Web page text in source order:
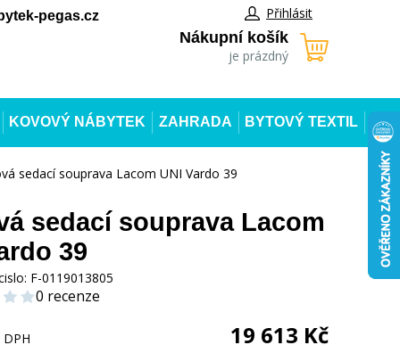
pegas.cz Přihlásit
Nákupní košík
je prázdný
KOVOVÝ NÁBYTEK ZAHRADA BYTOVÝ TEXTIL
sedací souprava Lacom UNI Vardo 39
sedací souprava Lacom
39
F-0119013805
0 recenze
19 613 Kč